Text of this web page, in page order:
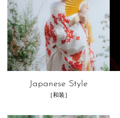
Japanese Style
［和装］